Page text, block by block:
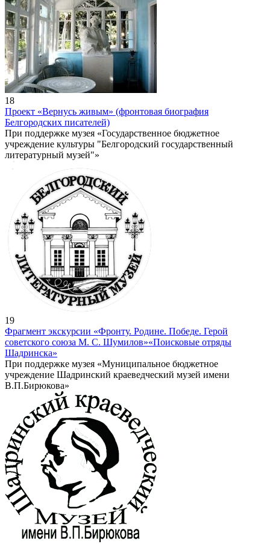
18
Проект «Вернусь живым» (фронтовая биография
Белгородских писателей)
При поддержке музея «Государственное бюджетное
учреждение культуры "Белгородский государственный
литературный музей"»
19
Фрагмент экскурсии «Фронту. Родине. Победе. Герой
советского союза М. С. Шумилов»«Поисковые отряды
Шадринска»
При поддержке музея «Муниципальное бюджетное
учреждение Шадринский краеведческий музей имени
В.П.Бирюкова»